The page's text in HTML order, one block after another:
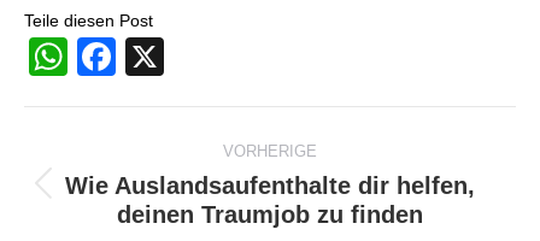
Teile diesen Post
WhatsApp
Facebook
VORHERIGE
Vorheriger
Beitrag:
Wie Auslandsaufenthalte dir helfen,
deinen Traumjob zu finden